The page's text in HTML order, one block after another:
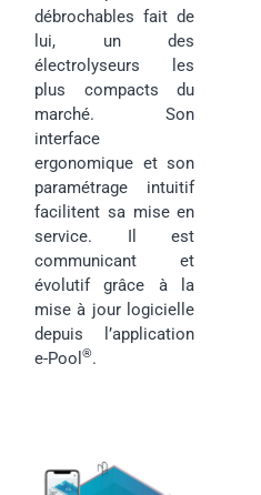
débrochables fait de
lui, un des
électrolyseurs les
plus compacts du
marché. Son
interface
ergonomique et son
paramétrage intuitif
facilitent sa mise en
service. Il est
communicant et
évolutif grâce à la
mise à jour logicielle
depuis l’application
e-Pool®.